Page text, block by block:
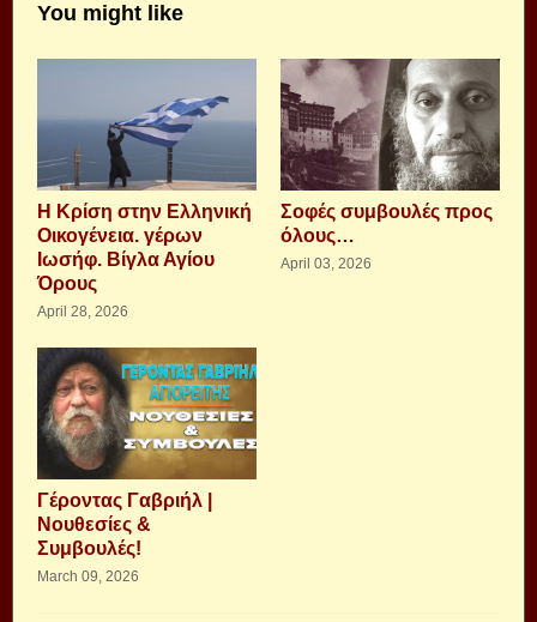
You might like
Η Κρίση στην Ελληνική
Οικογένεια. γέρων
Ιωσήφ. Βίγλα Αγίου
Όρους
April 28, 2026
Σοφές συμβουλές προς
όλους…
April 03, 2026
Γέροντας Γαβριήλ |
Νουθεσίες &
Συμβουλές!
March 09, 2026